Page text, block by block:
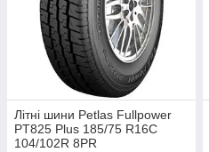
Літні шини Petlas Fullpower
PT825 Plus 185/75 R16C
104/102R 8PR